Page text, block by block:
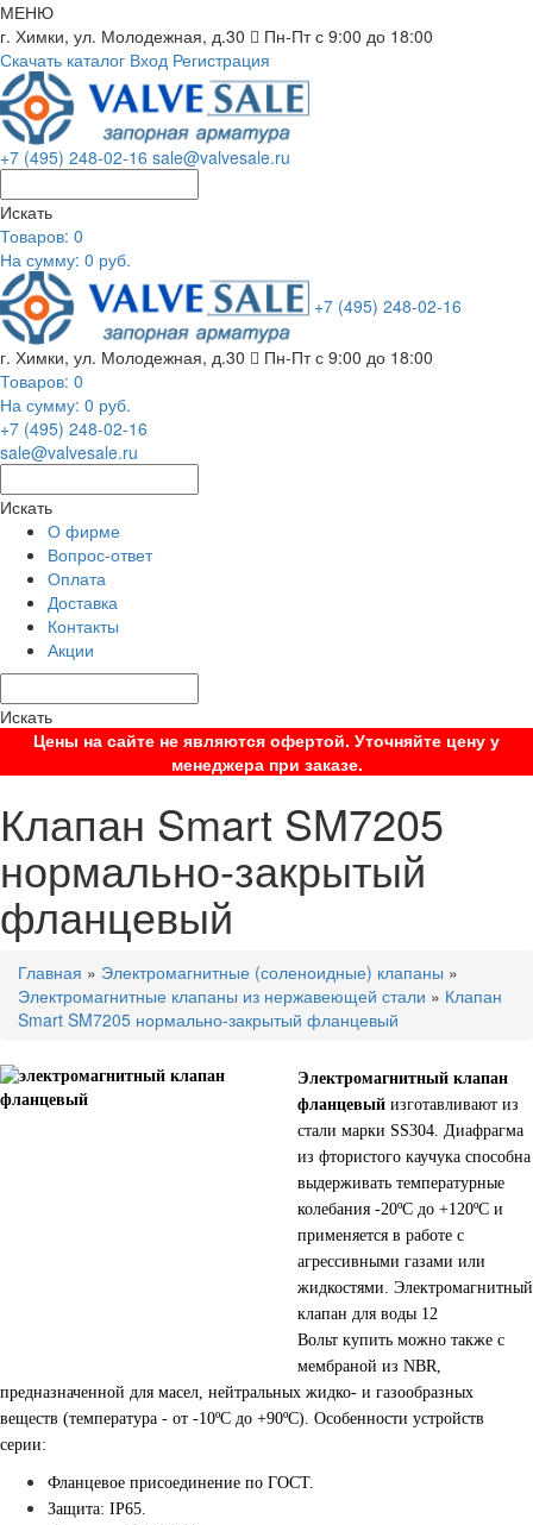
МЕНЮ
г. Химки, ул. Молодежная, д.30
Пн-Пт с 9:00 до 18:00
Скачать каталог Вход Регистрация
+7 (495) 248-02-16 sale@valvesale.ru
Искать
Товаров: 0
На сумму: 0 руб.
+7 (495) 248-02-16
г. Химки, ул. Молодежная, д.30
Пн-Пт с 9:00 до 18:00
Товаров: 0
На сумму: 0 руб.
+7 (495) 248-02-16
sale@valvesale.ru
Искать
О фирме
Вопрос-ответ
Оплата
Доставка
Контакты
Акции
Искать
Цены на сайте не являются офертой. Уточняйте цену у
менеджера при заказе.
Клапан Smart SM7205
нормально-закрытый
фланцевый
Главная » Электромагнитные (соленоидные) клапаны »
Электромагнитные клапаны из нержавеющей стали » Клапан
Smart SM7205 нормально-закрытый фланцевый
Электромагнитный клапан
фланцевый изготавливают из
стали марки SS304. Диафрагма
из фтористого каучука способна
выдерживать температурные
колебания -20ºС до +120ºС и
применяется в работе с
агрессивными газами или
жидкостями. Электромагнитный
клапан для воды 12
Вольт купить можно также с
мембраной из NBR,
предназначенной для масел, нейтральных жидко- и газообразных
веществ (температура - от -10ºС до +90ºС). Особенности устройств
серии:
Фланцевое присоединение по ГОСТ.
Защита: IP65.